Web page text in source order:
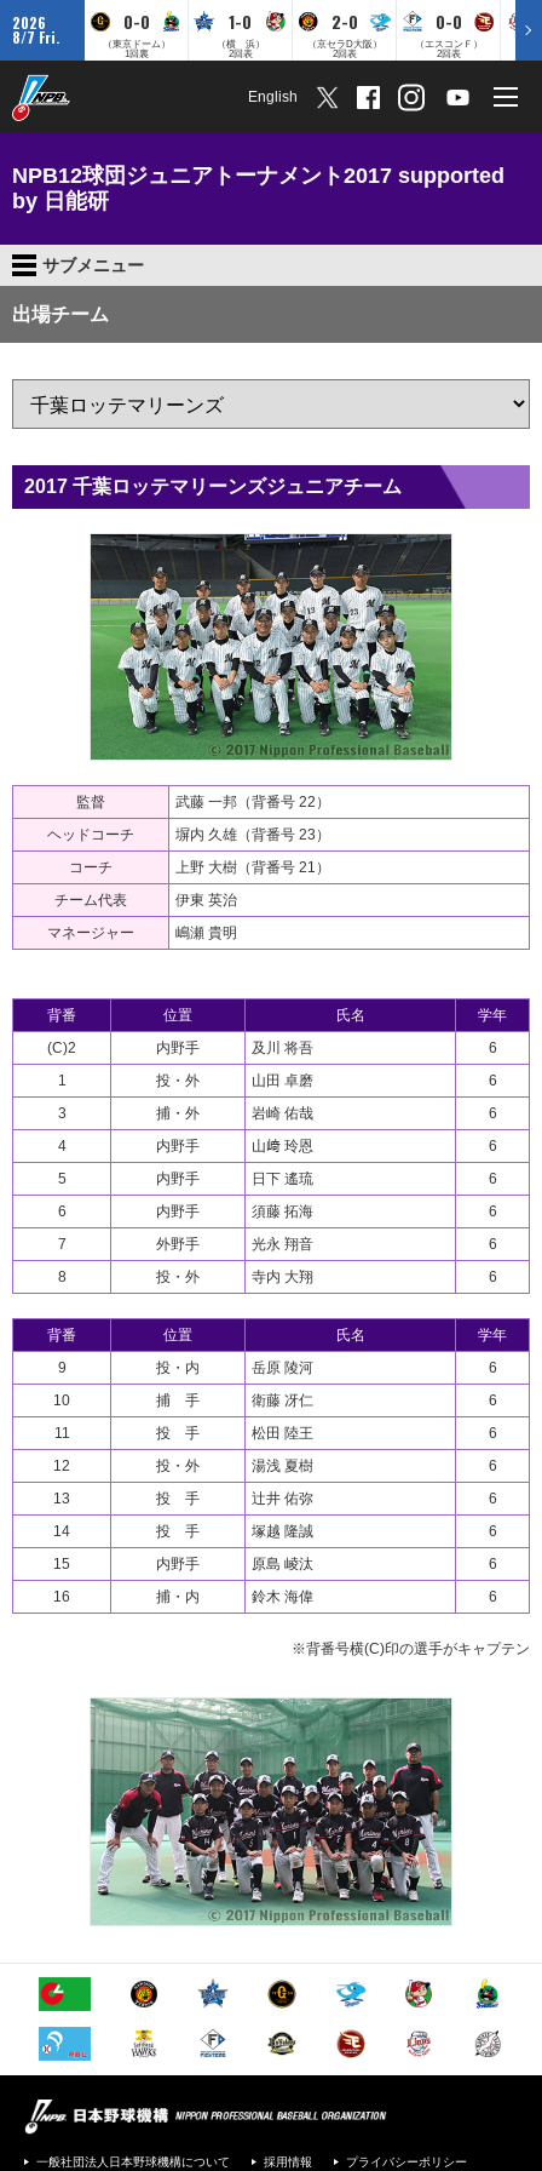
2026
8/7 Fri.
0-0
（東京ドーム）
1回裏
1-0
（横 浜）
2回表
2-0
（京セラD大阪）
2回表
0-0
（エスコンＦ）
2回表
English
NPB12球団ジュニアトーナメント2017 supported
by 日能研
サブメニュー
出場チーム
2017 千葉ロッテマリーンズジュニアチーム
監督 武藤 一邦 （背番号 22）
ヘッドコーチ
塀内 久雄 （背番号 23）
コーチ
上野 大樹 （背番号 21）
チーム代表
伊東 英治
マネージャー
嶋瀬 貴明
背番 位置 氏名
学年
(C)2
内野手 及川 将吾
6
1
投・外 山田 卓磨
6
3
捕・外 岩崎 佑哉
6
4
内野手 山﨑 玲恩
6
5
内野手 日下 遙琉
6
6
内野手 須藤 拓海
6
7
外野手 光永 翔音
6
8
投・外 寺内 大翔 6
背番 位置 氏名
学年
9
投・内 岳原 陵河
6
10
捕 手 衛藤 冴仁
6
11
投 手 松田 陸王
6
12
投・外 湯浅 夏樹
6
13
投 手 辻井 佑弥
6
14
投 手 塚越 隆誠
6
15
内野手 原島 崚汰
6
16
捕・内 鈴木 海偉 6
※背番号横(C)印の選手がキャプテン
一般社団法人日本野球機構について 採用情報 プライバシーポリシー